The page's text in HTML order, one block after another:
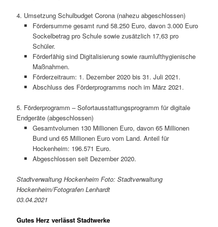
4. Umsetzung Schulbudget Corona (nahezu abgeschlossen)
Fördersumme gesamt rund 58.250 Euro, davon 3.000 Euro
Sockelbetrag pro Schule sowie zusätzlich 17,63 pro
Schüler.
Förderfähig sind Digitalisierung sowie raumlufthygienische
Maßnahmen.
Förderzeitraum: 1. Dezember 2020 bis 31. Juli 2021.
Abschluss des Förderprogramms noch im März 2021.
5. Förderprogramm – Sofortausstattungsprogramm für digitale
Endgeräte (abgeschlossen)
Gesamtvolumen 130 Millionen Euro, davon 65 Millionen
Bund und 65 Millionen Euro vom Land. Anteil für
Hockenheim: 196.571 Euro.
Abgeschlossen seit Dezember 2020.
Stadtverwaltung Hockenheim Foto: Stadtverwaltung
Hockenheim/Fotografen Lenhardt
03.04.2021
Gutes Herz verlässt Stadtwerke